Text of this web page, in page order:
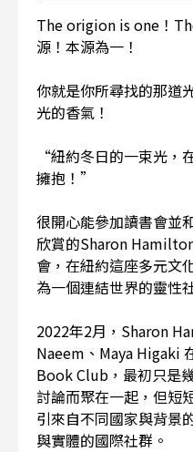
The origion is one！
源！本源為一！
你就是你所尋找的那道
光的香氣！
“紐約冬日的一束光，
擁抱！”
很開心能參加讀書會並
欣賞的Sharon
會，在紐約這座多元文
為一個連結世界的靈性
2022年2月，Sharon
Naeem、Maya Higaki
Book Club，最初只是
討論而聚在一起，但短
引來自不同國家與背景
與實體的國際社群。